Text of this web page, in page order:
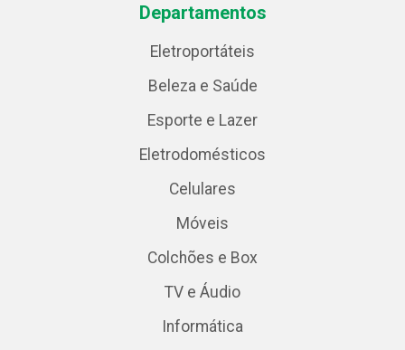
Departamentos
Eletroportáteis
Beleza e Saúde
Esporte e Lazer
Eletrodomésticos
Celulares
Móveis
Colchões e Box
TV e Áudio
Informática